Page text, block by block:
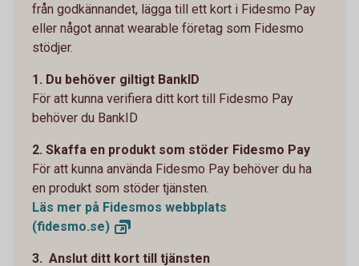
från godkännandet, lägga till ett kort i Fidesmo Pay
eller något annat wearable företag som Fidesmo
stödjer.
1. Du behöver giltigt BankID
För att kunna verifiera ditt kort till Fidesmo Pay
behöver du BankID
2. Skaffa en produkt som stöder Fidesmo Pay
För att kunna använda Fidesmo Pay behöver du ha
en produkt som stöder tjänsten.
Läs mer på Fidesmos webbplats
(fidesmo.se)
3. Anslut ditt kort till tjänsten